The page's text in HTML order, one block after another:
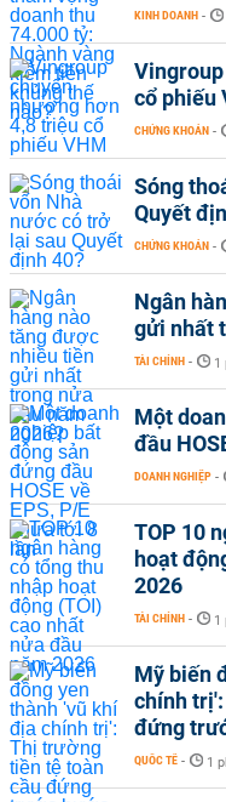
KINH DOANH -
cổ phiếu
CHỨNG KHOÁN -
Sóng
Quyết
CHỨNG KHOÁN -
Ngân
gửi nhất
TÀI CHÍNH - 1
Một
đầu
DOANH NGHIỆP -
TOP 10
hoạt
2026
TÀI CHÍNH - 1
Mỹ biến
chính
đứng
QUỐC TẾ - 1